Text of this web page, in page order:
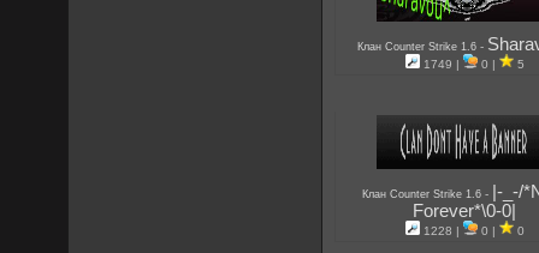
Клан Counter Strike 1.6-
1749 | 0 | 5
Клан Counter Strike 1.6-
|-_-/
Forever*\0-0|
1228 | 0 | 0